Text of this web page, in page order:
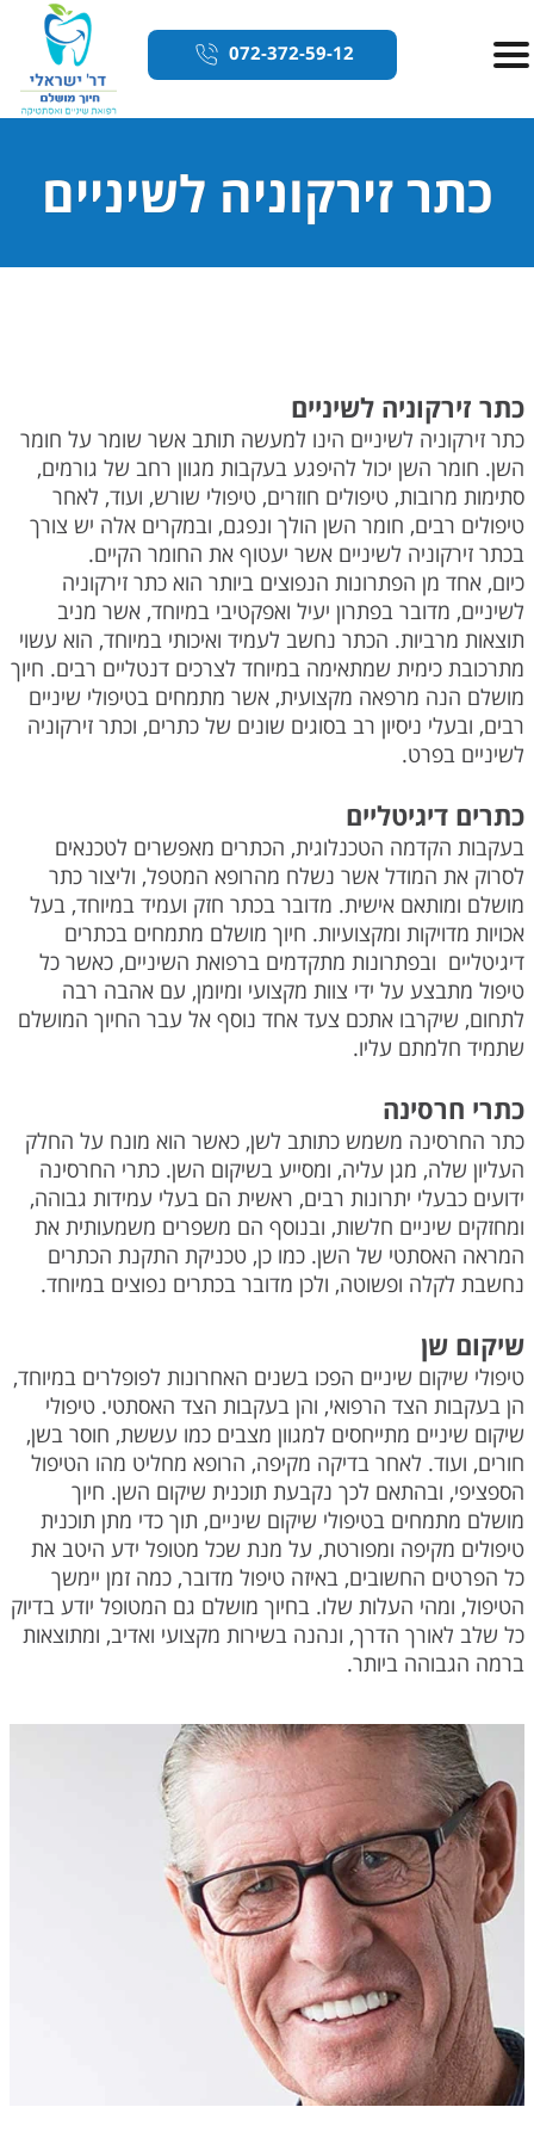
072-372-59-12
כתר זירקוניה לשיניים
כתר זירקוניה לשיניים
כתר זירקוניה לשיניים הינו למעשה תותב אשר שומר על חומר
השן. חומר השן יכול להיפגע בעקבות מגוון רחב של גורמים,
סתימות מרובות, טיפולים חוזרים, טיפולי שורש, ועוד, לאחר
טיפולים רבים, חומר השן הולך ונפגם, ובמקרים אלה יש צורך
בכתר זירקוניה לשיניים אשר יעטוף את החומר הקיים.
כיום, אחד מן הפתרונות הנפוצים ביותר הוא כתר זירקוניה
לשיניים, מדובר בפתרון יעיל ואפקטיבי במיוחד, אשר מניב
תוצאות מרביות. הכתר נחשב לעמיד ואיכותי במיוחד, הוא עשוי
מתרכובת כימית שמתאימה במיוחד לצרכים דנטליים רבים. חיוך
מושלם הנה מרפאה מקצועית, אשר מתמחים בטיפולי שיניים
רבים, ובעלי ניסיון רב בסוגים שונים של כתרים, וכתר זירקוניה
לשיניים בפרט.
כתרים דיגיטליים
בעקבות הקדמה הטכנלוגית, הכתרים מאפשרים לטכנאים
לסרוק את המודל אשר נשלח מהרופא המטפל, וליצור כתר
מושלם ומותאם אישית. מדובר בכתר חזק ועמיד במיוחד, בעל
אכויות מדויקות ומקצועיות. חיוך מושלם מתמחים בכתרים
דיגיטליים ובפתרונות מתקדמים ברפואת השיניים, כאשר כל
טיפול מתבצע על ידי צוות מקצועי ומיומן, עם אהבה רבה
לתחום, שיקרבו אתכם צעד אחד נוסף אל עבר החיוך המושלם
שתמיד חלמתם עליו.
כתרי חרסינה
כתר החרסינה משמש כתותב לשן, כאשר הוא מונח על החלק
העליון שלה, מגן עליה, ומסייע בשיקום השן. כתרי החרסינה
ידועים כבעלי יתרונות רבים, ראשית הם בעלי עמידות גבוהה,
ומחזקים שיניים חלשות, ובנוסף הם משפרים משמעותית את
המראה האסתטי של השן. כמו כן, טכניקת התקנת הכתרים
נחשבת לקלה ופשוטה, ולכן מדובר בכתרים נפוצים במיוחד.
שיקום שן
טיפולי שיקום שיניים הפכו בשנים האחרונות לפופלרים במיוחד,
הן בעקבות הצד הרפואי, והן בעקבות הצד האסתטי. טיפולי
שיקום שיניים מתייחסים למגוון מצבים כמו עששת, חוסר בשן,
חורים, ועוד. לאחר בדיקה מקיפה, הרופא מחליט מהו הטיפול
הספציפי, ובהתאם לכך נקבעת תוכנית שיקום השן. חיוך
מושלם מתמחים בטיפולי שיקום שיניים, תוך כדי מתן תוכנית
טיפולים מקיפה ומפורטת, על מנת שכל מטופל ידע היטב את
כל הפרטים החשובים, באיזה טיפול מדובר, כמה זמן יימשך
הטיפול, ומהי העלות שלו. בחיוך מושלם גם המטופל יודע בדיוק
כל שלב לאורך הדרך, ונהנה בשירות מקצועי ואדיב, ומתוצאות
ברמה הגבוהה ביותר.